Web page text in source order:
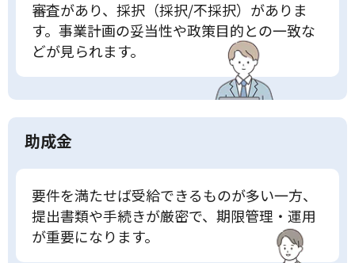
審査があり、採択（採択/不採択）がありま
す。事業計画の妥当性や政策目的との一致な
どが見られます。
助成金
要件を満たせば受給できるものが多い一方、
提出書類や手続きが厳密で、期限管理・運用
が重要になります。